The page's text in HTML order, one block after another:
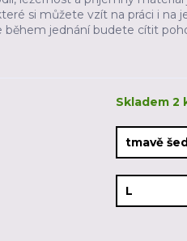
si můžete vzít na práci i na
během jednání budete cítit
Skladem 2